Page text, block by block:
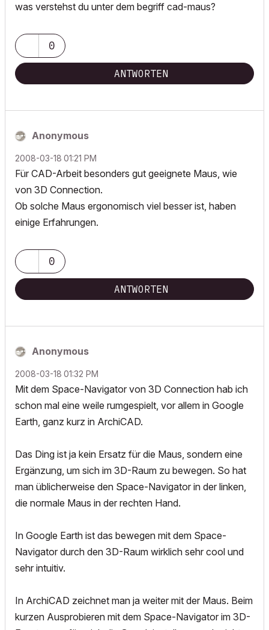
was verstehst du unter dem begriff cad-maus?
0
ANTWORTEN
Anonymous
‎2008-03-18 01:21 PM
Für CAD-Arbeit besonders gut geeignete Maus, wie
von 3D Connection.
Ob solche Maus ergonomisch viel besser ist, haben
einige Erfahrungen.
0
ANTWORTEN
Anonymous
‎2008-03-18 01:32 PM
Mit dem Space-Navigator von 3D Connection hab ich
schon mal eine weile rumgespielt, vor allem in Google
Earth, ganz kurz in ArchiCAD.
Das Ding ist ja kein Ersatz für die Maus, sondern eine
Ergänzung, um sich im 3D-Raum zu bewegen. So hat
man üblicherweise den Space-Navigator in der linken,
die normale Maus in der rechten Hand.
In Google Earth ist das bewegen mit dem Space-
Navigator durch den 3D-Raum wirklich sehr cool und
sehr intuitiv.
In ArchiCAD zeichnet man ja weiter mit der Maus. Beim
kurzen Ausprobieren mit dem Space-Navigator im 3D-